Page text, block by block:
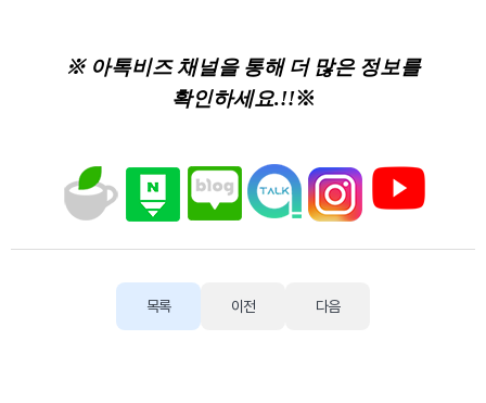
※ 아톡비즈 채널을 통해 더 많은 정보를
확인하세요.!!※
목록 이전 다음